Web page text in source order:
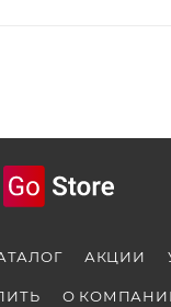
АКЦИИ
О